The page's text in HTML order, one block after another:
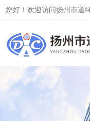
您好！欢迎访问扬州市道